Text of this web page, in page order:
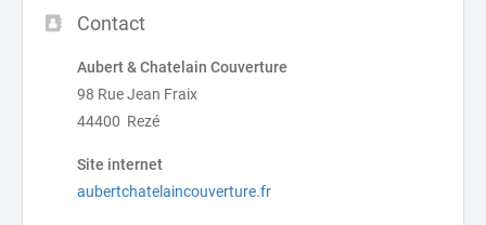
Contact
Aubert & Chatelain Couverture
98 Rue Jean Fraix
44400 Rezé
Site internet
aubertchatelaincouverture.fr